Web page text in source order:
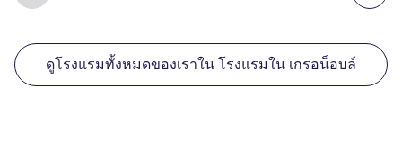
ดูโรงแรมทั้งหมดของเราใน โรงแรมใน เกรอน็อบล์